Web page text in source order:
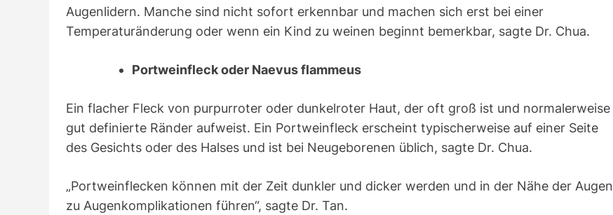
Augenlidern. Manche sind nicht sofort erkennbar und machen sich erst bei einer
Temperaturänderung oder wenn ein Kind zu weinen beginnt bemerkbar, sagte Dr. Chua.
Portweinfleck oder Naevus flammeus
Ein flacher Fleck von purpurroter oder dunkelroter Haut, der oft groß ist und normalerweise
gut definierte Ränder aufweist. Ein Portweinfleck erscheint typischerweise auf einer Seite
des Gesichts oder des Halses und ist bei Neugeborenen üblich, sagte Dr. Chua.
„Portweinflecken können mit der Zeit dunkler und dicker werden und in der Nähe der Augen
zu Augenkomplikationen führen“, sagte Dr. Tan.